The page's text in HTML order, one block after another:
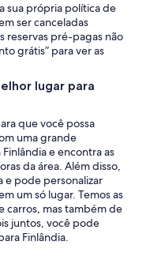
sua própria política de
ser canceladas
reservas pré-pagas não
grátis” para ver as
lugar para
que você possa
uma grande
e encontra as
da área. Além disso,
e pode personalizar
um só lugar. Temos as
carros, mas também de
juntos, você pode
Finlândia.